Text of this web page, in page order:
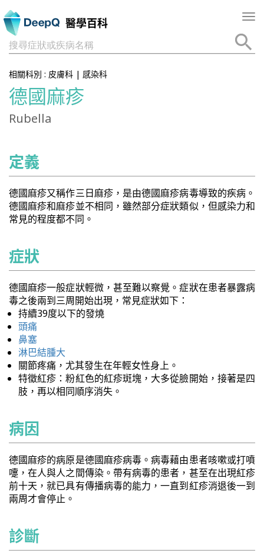
醫學百科
搜尋症狀或疾病名稱
相關科別 : 皮膚科 | 感染科
德國麻疹
Rubella
定義
德國麻疹又稱作三日麻疹，是由德國麻疹病毒導致的疾病。
德國麻疹和麻疹並不相同，雖然部分症狀類似，但感染力和
常見的程度都不同。
症狀
德國麻疹一般症狀輕微，甚至難以察覺。症狀在患者暴露病
毒之後兩到三周開始出現，常見症狀如下：
持續39度以下的發燒
頭痛
鼻塞
淋巴結腫大
關節疼痛，尤其發生在年輕女性身上。
特徵紅疹：粉紅色的紅疹斑塊，大多從臉開始，接著是四
肢，再以相同順序消失。
病因
德國麻疹的病原是德國麻疹病毒。病毒藉由患者咳嗽或打噴
嚏，在人與人之間傳染。帶有病毒的患者，甚至在出現紅疹
前十天，就已具有傳播病毒的能力，一直到紅疹消退後一到
兩周才會停止。
診斷